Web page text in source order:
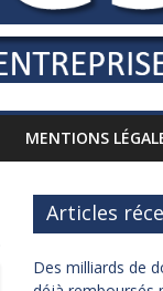
MENTIONS
Articles
Des milliards de